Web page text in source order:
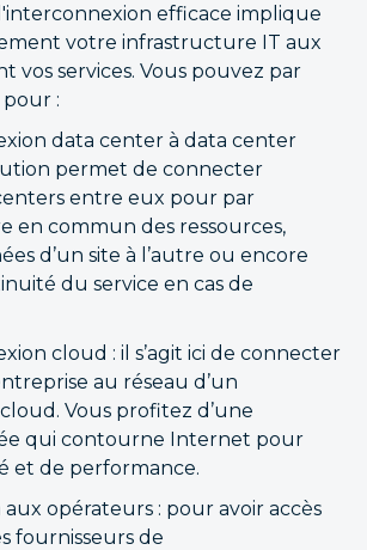
efficace implique
votre infrastructure IT aux
vos services. Vous pouvez par
:
data center à data center
permet de connecter
entre eux pour par
en commun des ressources,
d’un site à l’autre ou encore
du service en cas de
cloud : il s’agit ici de connecter
au réseau d’un
Vous profitez d’une
qui contourne Internet pour
et de performance.
opérateurs : pour avoir accès
fournisseurs de